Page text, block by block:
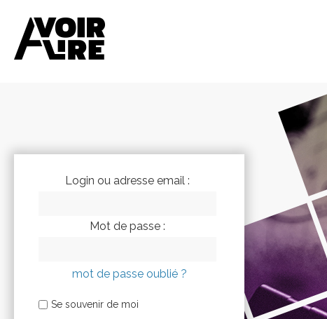
Login ou adresse email :
Mot de passe :
mot de passe oublié ?
Se souvenir de moi